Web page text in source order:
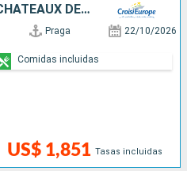
PRAGUE, DRESDE ET LES CHÂTEAUX DE BOHÊME, CROISIÈRE INÉDITE SUR L'ELBE ET LA MOLDAU SAUVAGE
Praga 22/10/2026
US$ 1,851 Tasas incluidas
Comidas incluidas